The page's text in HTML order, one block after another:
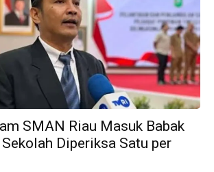
SMAN Riau Masuk Babak
Sekolah Diperiksa Satu per